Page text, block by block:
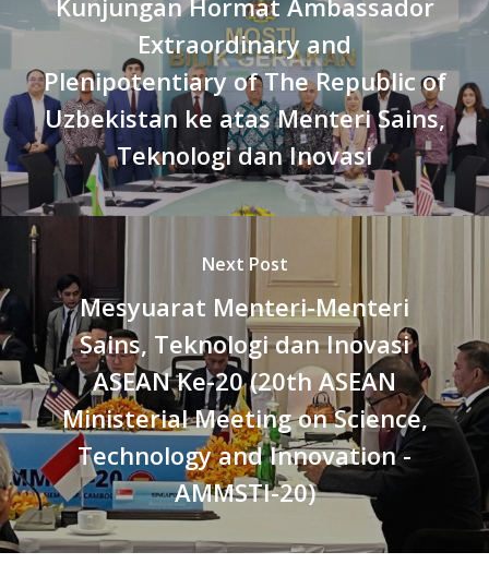
Extraordinary and
Plenipotentiary of The Republic of
Uzbekistan ke atas Menteri Sains,
Teknologi dan Inovasi
Next Post
Mesyuarat Menteri-Menteri
Sains, Teknologi dan Inovasi
ASEAN Ke-20 (20th ASEAN
Ministerial Meeting on Science,
Technology and Innovation -
AMMSTI-20)